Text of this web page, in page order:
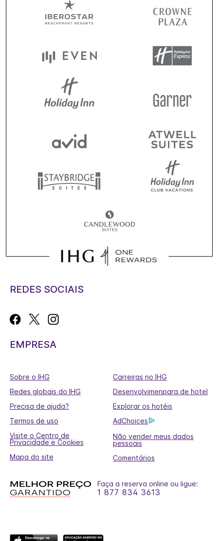
REDES SOCIAIS
EMPRESA
Sobre o IHG
Carreiras no IHG
Redes globais do IHG
Desenvolvimenpara de hotel
Precisa de ajuda?
Explorar os hotéis
Termos de uso
AdChoices
Visite o Centro de
Privacidade e Cookies
Não vender meus dados
pessoais
Mapa do site
Comentários
Faça a reserva online ou ligue:
1 877 834 3613